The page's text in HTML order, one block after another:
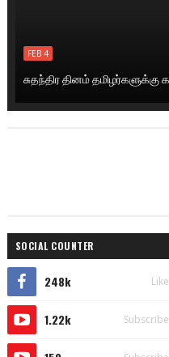
FEB 4
சுதந்திர தினம்
SOCIAL COUNTER
248k
1.22k